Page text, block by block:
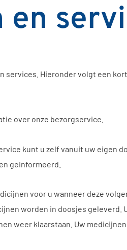
en
services. Hieronder volgt een
over onze bezorgservice.
kunt u zelf vanuit uw eigen
geinformeerd.
voor u wanneer deze
worden in doosjes
weer klaarstaan. Uw